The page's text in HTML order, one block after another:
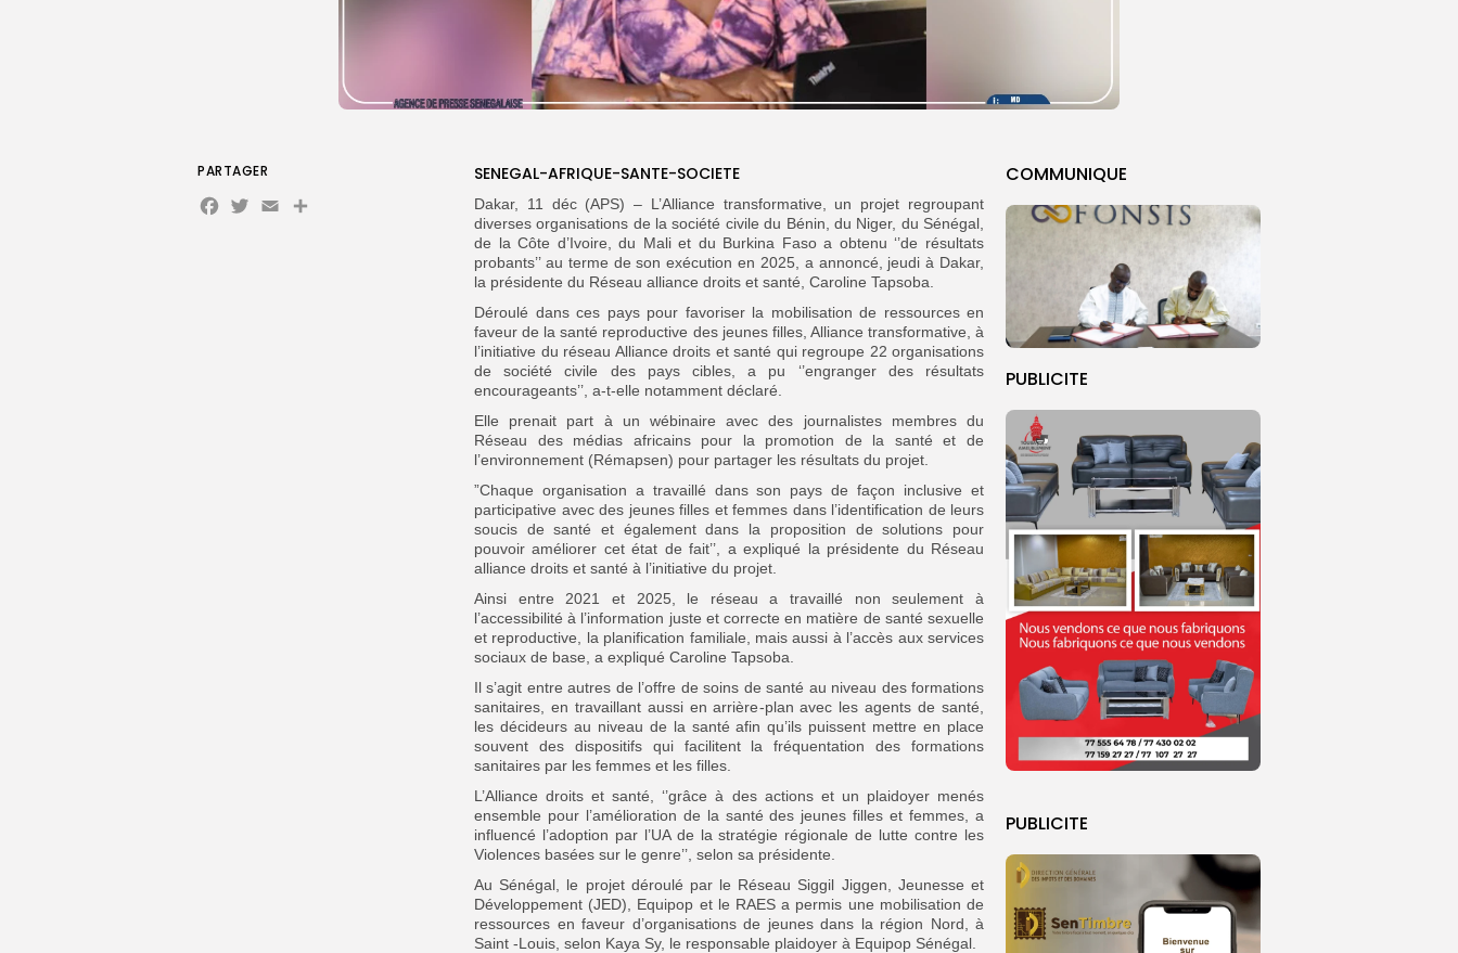
COMMUNIQUE
PUBLICITE
PUBLICITE
SENEGAL-AFRIQUE-SANTE-SOCIETE
Dakar, 11 déc (APS) – L’Alliance transformative, un projet regroupant
diverses organisations de la société civile du Bénin, du Niger, du Sénégal,
de la Côte d’Ivoire, du Mali et du Burkina Faso a obtenu ‘’de résultats
probants’’ au terme de son exécution en 2025, a annoncé, jeudi à Dakar,
la présidente du Réseau alliance droits et santé, Caroline Tapsoba.
Déroulé dans ces pays pour favoriser la mobilisation de ressources en
faveur de la santé reproductive des jeunes filles, Alliance transformative, à
l’initiative du réseau Alliance droits et santé qui regroupe 22 organisations
de société civile des pays cibles, a pu ‘’engranger des résultats
encourageants’’, a-t-elle notamment déclaré.
Elle prenait part à un wébinaire avec des journalistes membres du
Réseau des médias africains pour la promotion de la santé et de
l’environnement (Rémapsen) pour partager les résultats du projet.
”Chaque organisation a travaillé dans son pays de façon inclusive et
participative avec des jeunes filles et femmes dans l’identification de leurs
soucis de santé et également dans la proposition de solutions pour
pouvoir améliorer cet état de fait’’, a expliqué la présidente du Réseau
alliance droits et santé à l’initiative du projet.
Ainsi entre 2021 et 2025, le réseau a travaillé non seulement à
l’accessibilité à l’information juste et correcte en matière de santé sexuelle
et reproductive, la planification familiale, mais aussi à l’accès aux services
sociaux de base, a expliqué Caroline Tapsoba.
Il s’agit entre autres de l’offre de soins de santé au niveau des formations
sanitaires, en travaillant aussi en arrière-plan avec les agents de santé,
les décideurs au niveau de la santé afin qu’ils puissent mettre en place
souvent des dispositifs qui facilitent la fréquentation des formations
sanitaires par les femmes et les filles.
L’Alliance droits et santé, ‘’grâce à des actions et un plaidoyer menés
ensemble pour l’amélioration de la santé des jeunes filles et femmes, a
influencé l’adoption par l’UA de la stratégie régionale de lutte contre les
Violences basées sur le genre’’, selon sa présidente.
Au Sénégal, le projet déroulé par le Réseau Siggil Jiggen, Jeunesse et
Développement (JED), Equipop et le RAES a permis une mobilisation de
ressources en faveur d’organisations de jeunes dans la région Nord, à
Saint -Louis, selon Kaya Sy, le responsable plaidoyer à Equipop Sénégal.
PARTAGER
Facebook
Twitter
Email